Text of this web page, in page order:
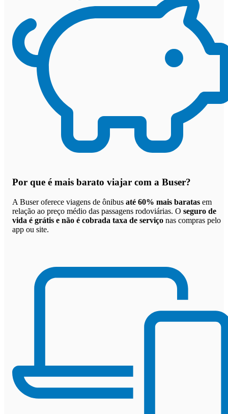
Por que é mais barato viajar com a Buser?
A Buser oferece viagens de ônibus até 60% mais baratas em
relação ao preço médio das passagens rodoviárias. O seguro de
vida é grátis e não é cobrada taxa de serviço nas compras pelo
app ou site.